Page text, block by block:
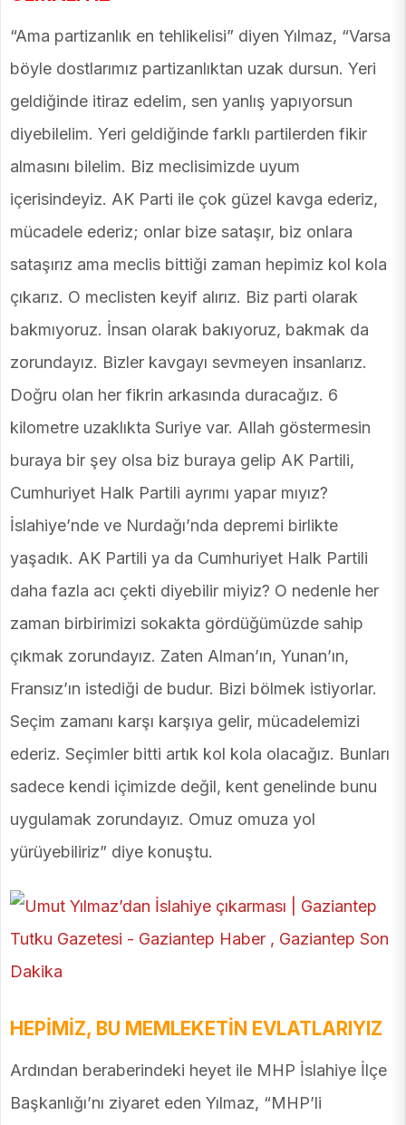
“Ama partizanlık en tehlikelisi” diyen Yılmaz, “Varsa
böyle dostlarımız partizanlıktan uzak dursun. Yeri
geldiğinde itiraz edelim, sen yanlış yapıyorsun
diyebilelim. Yeri geldiğinde farklı partilerden fikir
almasını bilelim. Biz meclisimizde uyum
içerisindeyiz. AK Parti ile çok güzel kavga ederiz,
mücadele ederiz; onlar bize sataşır, biz onlara
sataşırız ama meclis bittiği zaman hepimiz kol kola
çıkarız. O meclisten keyif alırız. Biz parti olarak
bakmıyoruz. İnsan olarak bakıyoruz, bakmak da
zorundayız. Bizler kavgayı sevmeyen insanlarız.
Doğru olan her fikrin arkasında duracağız. 6
kilometre uzaklıkta Suriye var. Allah göstermesin
buraya bir şey olsa biz buraya gelip AK Partili,
Cumhuriyet Halk Partili ayrımı yapar mıyız?
İslahiye’nde ve Nurdağı’nda depremi birlikte
yaşadık. AK Partili ya da Cumhuriyet Halk Partili
daha fazla acı çekti diyebilir miyiz? O nedenle her
zaman birbirimizi sokakta gördüğümüzde sahip
çıkmak zorundayız. Zaten Alman’ın, Yunan’ın,
Fransız’ın istediği de budur. Bizi bölmek istiyorlar.
Seçim zamanı karşı karşıya gelir, mücadelemizi
ederiz. Seçimler bitti artık kol kola olacağız. Bunları
sadece kendi içimizde değil, kent genelinde bunu
uygulamak zorundayız. Omuz omuza yol
yürüyebiliriz” diye konuştu.
HEPİMİZ, BU MEMLEKETİN EVLATLARIYIZ
Ardından beraberindeki heyet ile MHP İslahiye İlçe
Başkanlığı’nı ziyaret eden Yılmaz, “MHP’li